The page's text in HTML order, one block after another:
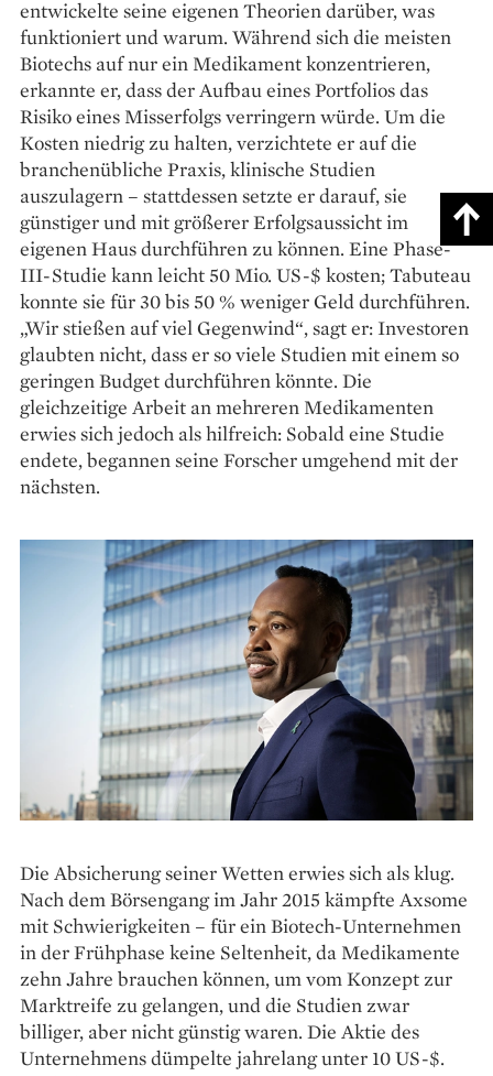
entwickelte seine eigenen Theorien darüber, was
funktioniert und warum. Während sich die meisten
Biotechs auf nur ein Medikament konzentrieren,
erkannte er, dass der Aufbau eines Portfolios das
Risiko eines Misserfolgs verringern würde. Um die
Kosten niedrig zu halten, verzichtete er auf die
branchenübliche Praxis, klinische Studien
auszulagern – stattdessen setzte er darauf, sie
günstiger und mit größerer Erfolgsaussicht im
eigenen Haus durchführen zu können. Eine Phase-
III-Studie kann leicht 50 Mio. US-$ kosten; Tabuteau
konnte sie für 30 bis 50 % weniger Geld durchführen.
„Wir stießen auf viel Gegenwind“, sagt er: Investoren
glaubten nicht, dass er so viele Studien mit einem so
geringen Budget durchführen könnte. Die
gleichzeitige Arbeit an mehreren Medikamenten
erwies sich jedoch als hilfreich: Sobald eine Studie
endete, begannen seine Forscher umgehend mit der
nächsten.
Die Absicherung seiner Wetten erwies sich als klug.
Nach dem Börsengang im Jahr 2015 kämpfte Axsome
mit Schwierigkeiten – für ein Biotech-Unternehmen
in der Frühphase keine Seltenheit, da Medikamente
zehn Jahre brauchen können, um vom Konzept zur
Marktreife zu gelangen, und die Studien zwar
billiger, aber nicht günstig waren. Die Aktie des
Unternehmens dümpelte jahrelang unter 10 US-$.